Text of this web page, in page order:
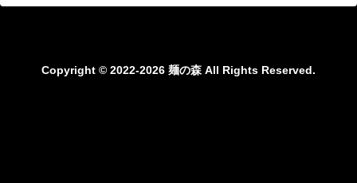
Copyright © 2022-2026 麺の森 All Rights Reserved.